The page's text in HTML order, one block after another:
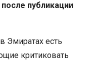
публикации
Эмиратах есть
критиковать